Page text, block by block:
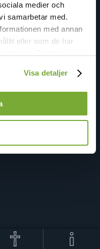
medier och
samarbetar med.
med annan
eller som de har
-länken i nedre delen
Visa detaljer